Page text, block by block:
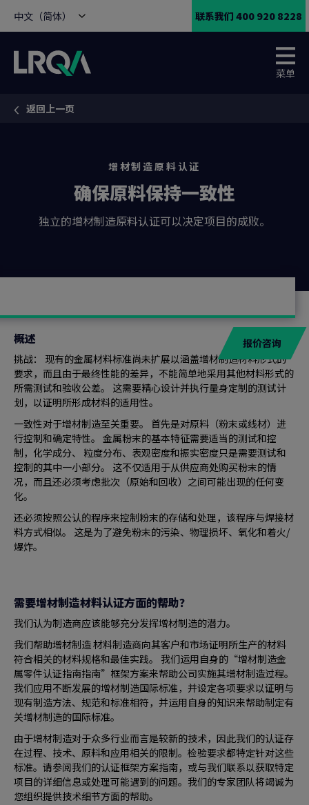
中文（简体） 联系我们 400 920 8228
菜单
You are here:
返回上一页
确保原料保持一致性
独立的增材制造原料认证可以决定项目的成败。
增材制造原料认证
报价咨询
概述
挑战： 现有的金属材料标准尚未扩展以涵盖增材制造材料形式的
要求，而且由于最终性能的差异，不能简单地采用其他材料形式的
所需测试和验收公差。 这需要精心设计并执行量身定制的测试计
划，以证明所形成材料的适用性。
一致性对于增材制造至关重要。 首先是对原料（粉末或线材）进
行控制和确定特性。 金属粉末的基本特征需要适当的测试和控
制，化学成分、 粒度分布、表观密度和振实密度只是需要测试和
控制的其中一小部分。 这不仅适用于从供应商处购买粉末的情
况，而且还必须考虑批次（原始和回收）之间可能出现的任何变
化。
还必须按照公认的程序来控制粉末的存储和处理，该程序与焊接材
料方式相似。 这是为了避免粉末的污染、物理损坏、氧化和着火/
爆炸。
需要增材制造材料认证方面的帮助？
我们认为制造商应该能够充分发挥增材制造的潜力。
我们帮助增材制造 材料制造商向其客户和市场证明所生产的材料
符合相关的材料规格和最佳实践。 我们运用自身的“增材制造金
属零件认证指南指南”框架方案来帮助公司实施其增材制造过程。
我们应用不断发展的增材制造国际标准，并设定各项要求以证明与
现有制造方法、规范和标准相符，并运用自身的知识来帮助制定有
关增材制造的国际标准。
由于增材制造对于众多行业而言是较新的技术，因此我们的认证存
在过程、技术、原料和应用相关的限制。检验要求都特定针对这些
标准。请参阅我们的认证框架方案指南，或与我们联系以获取特定
项目的详细信息或处理可能遇到的问题。我们的专家团队将竭诚为
您组织提供技术细节方面的帮助。